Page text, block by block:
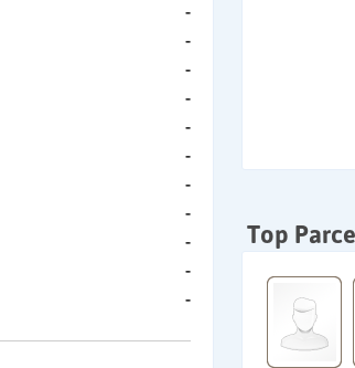
-
-
-
-
-
-
-
-
-
-
-
Top